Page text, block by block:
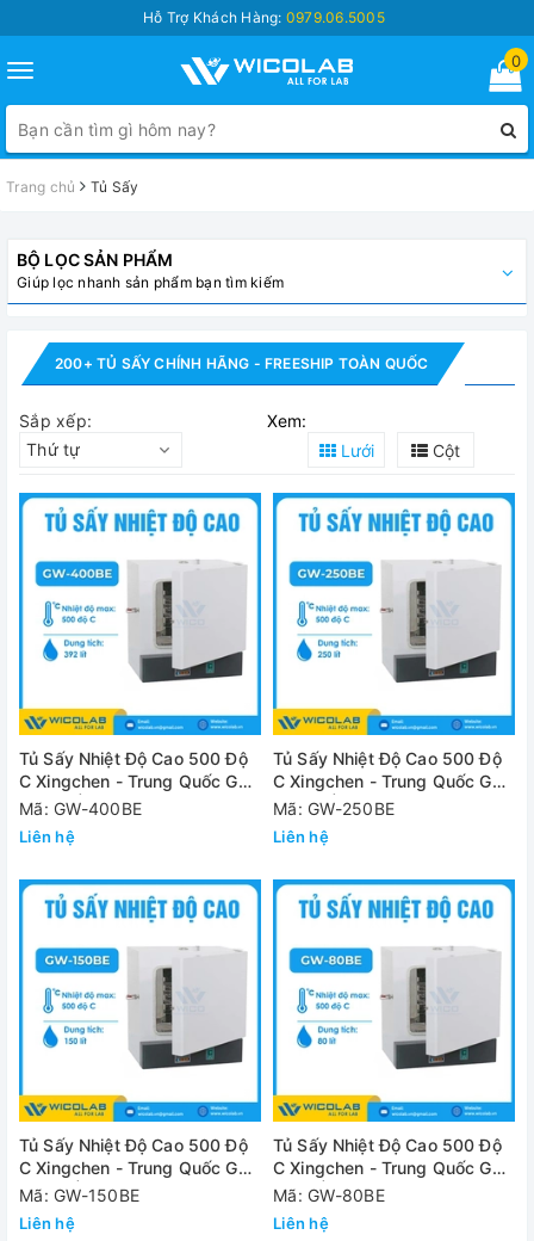
Hỗ Trợ Khách Hàng: 0979.06.5005
Toggle
navigation
0
Trang chủ Tủ Sấy
BỘ LỌC SẢN PHẨM
Giúp lọc nhanh sản phẩm bạn tìm kiếm
200+ TỦ SẤY CHÍNH HÃNG - FREESHIP TOÀN QUỐC
Sắp xếp:
Thứ tự
Xem:
Lưới
Cột
Tủ Sấy Nhiệt Độ Cao 500 Độ
C Xingchen - Trung Quốc GW-
400BE | 392 Lít
Mã: GW-400BE
Liên hệ
Tủ Sấy Nhiệt Độ Cao 500 Độ
C Xingchen - Trung Quốc GW-
250BE | 250 Lít
Mã: GW-250BE
Liên hệ
Tủ Sấy Nhiệt Độ Cao 500 Độ
C Xingchen - Trung Quốc GW-
150BE | 150 Lít
Mã: GW-150BE
Liên hệ
Tủ Sấy Nhiệt Độ Cao 500 Độ
C Xingchen - Trung Quốc GW-
80BE | 80 Lít
Mã: GW-80BE
Liên hệ